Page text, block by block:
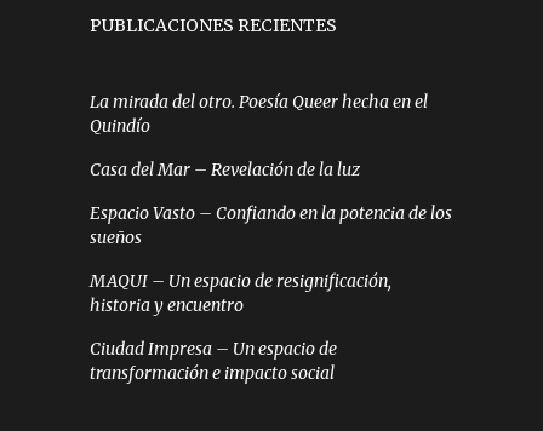
PUBLICACIONES RECIENTES
La mirada del otro. Poesía Queer hecha en el
Quindío
Casa del Mar – Revelación de la luz
Espacio Vasto – Confiando en la potencia de los
sueños
MAQUI – Un espacio de resignificación,
historia y encuentro
Ciudad Impresa – Un espacio de
transformación e impacto social